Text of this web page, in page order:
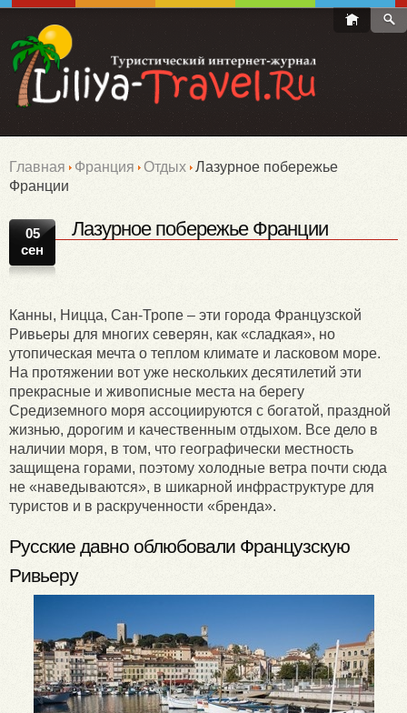
Главная Франция Отдых Лазурное побережье
Франции
05
сен
Лазурное побережье Франции
Канны, Ницца, Сан-Тропе – эти города Французской
Ривьеры для многих северян, как «сладкая», но
утопическая мечта о теплом климате и ласковом море.
На протяжении вот уже нескольких десятилетий эти
прекрасные и живописные места на берегу
Средиземного моря ассоциируются с богатой, праздной
жизнью, дорогим и качественным отдыхом. Все дело в
наличии моря, в том, что географически местность
защищена горами, поэтому холодные ветра почти сюда
не «наведываются», в шикарной инфраструктуре для
туристов и в раскрученности «бренда».
Русские давно облюбовали Французскую
Ривьеру